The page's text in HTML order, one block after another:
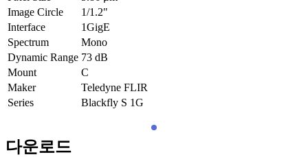
Image Circle
1/1.2"
Interface
1GigE
Spectrum
Mono
Dynamic Range 73 dB
Mount
C
Maker
Teledyne FLIR
Series
Blackfly S 1G
다운로드